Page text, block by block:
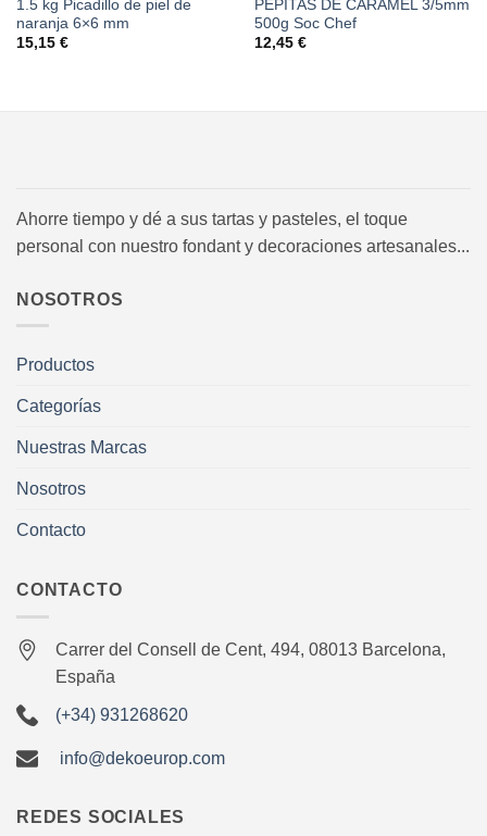
1.5 kg Picadillo de piel de
naranja 6×6 mm
15,15 €
PEPITAS DE CARAMEL 3/5mm
500g Soc Chef
12,45 €
Ahorre tiempo y dé a sus tartas y pasteles, el toque
personal con nuestro fondant y decoraciones artesanales...
NOSOTROS
Productos
Categorías
Nuestras Marcas
Nosotros
Contacto
CONTACTO
Carrer del Consell de Cent, 494, 08013 Barcelona,
España
(+34) 931268620
info@dekoeurop.com
REDES SOCIALES